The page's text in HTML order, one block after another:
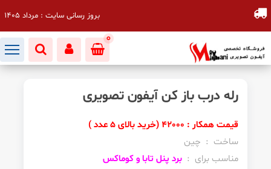
رله درب باز کن آیفون تصویری
قیمت همکار : 42000 (خرید بالای 5 عدد )
ساخت : چین
مناسب برای : برد پنل تابا و کوماکس
بروز رسانی سایت : مرداد 1405
0